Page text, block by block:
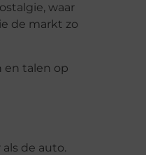
waar
de markt zo
en talen op
de auto.